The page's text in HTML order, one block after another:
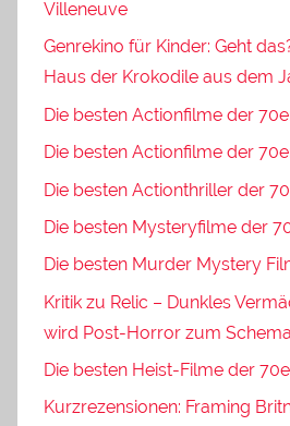
Villeneuve
Genrekino für Kinder: Geht
Haus der Krokodile aus dem
Die besten Actionfilme der
Die besten Actionfilme der
Die besten Actionthriller der
Die besten Mysteryfilme der
Die besten Murder Mystery
Kritik zu Relic – Dunkles
wird Post-Horror zum
Die besten Heist-Filme der
Kurzrezensionen: Framing